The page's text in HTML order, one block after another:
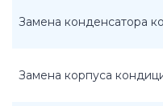
Замена конденсатора
Замена корпуса